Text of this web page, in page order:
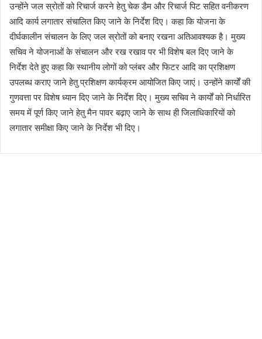
उन्होंने जल स्रोतों को रिचार्ज करने हेतु चेक डैम और रिचार्ज पिट सहित वनीकरण
आदि कार्य लगातार संचालित किए जाने के निर्देश दिए। कहा कि योजना के
दीर्घकालीन संचालन के लिए जल स्रोतों को बनाए रखना अतिआवश्यक है। मुख्य
सचिव ने योजनाओं के संचालन और रख रखाव पर भी विशेष बल दिए जाने के
निर्देश देते हुए कहा कि स्थानीय लोगों को प्लंबर और फिटर आदि का प्रशिक्षण
उपलब्ध कराए जाने हेतु प्रशिक्षण कार्यक्रम आयोजित किए जाएं। उन्होंने कार्यों की
गुणवत्ता पर विशेष ध्यान दिए जाने के निर्देश दिए। मुख्य सचिव ने कार्यों को निर्धारित
समय में पूर्ण किए जाने हेतु मैन पावर बढ़ाए जाने के साथ ही जिलाधिकारियों को
लगातार समीक्षा किए जाने के निर्देश भी दिए।